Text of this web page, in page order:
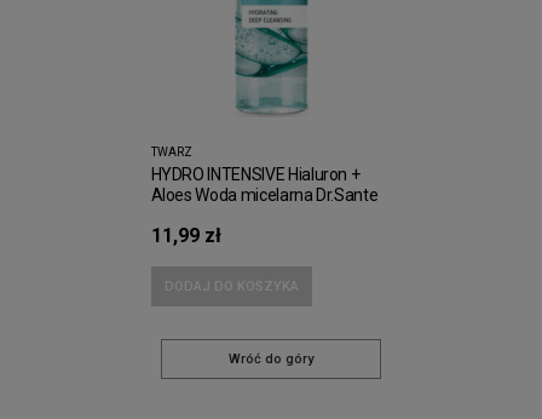
TWARZ
HYDRO INTENSIVE Hialuron +
Aloes Woda micelarna Dr.Sante
11,99 zł
DODAJ DO KOSZYKA
Wróć do góry